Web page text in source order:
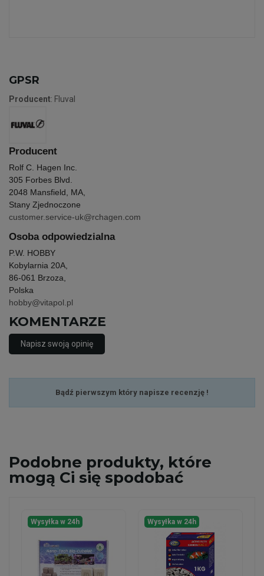
GPSR
Producent: Fluval
Producent
Rolf C. Hagen Inc.
305 Forbes Blvd.
2048 Mansfield, MA,
Stany Zjednoczone
customer.service-uk@rchagen.com
Osoba odpowiedzialna
P.W. HOBBY
Kobylarnia 20A,
86-061 Brzoza,
Polska
hobby@vitapol.pl
KOMENTARZE
Napisz swoją opinię
Bądź pierwszym który napisze recenzję !
Podobne produkty, które
mogą Ci się spodobać
Wysyłka w 24h Wysyłka w 24h